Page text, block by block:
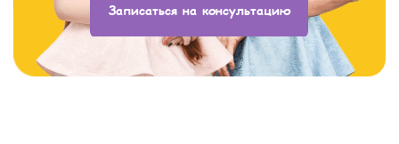
Записаться на консультацию